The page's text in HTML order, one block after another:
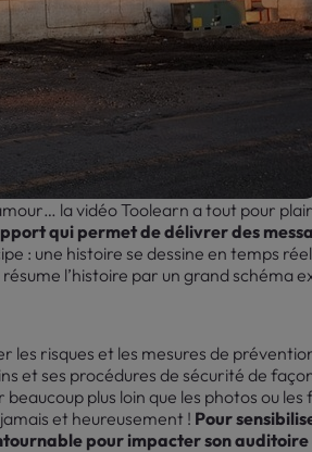
la vidéo Toolearn a tout pour
qui permet de délivrer des
: une histoire se dessine en temps
l’histoire par un grand schéma
les risques et les mesures de
et ses procédures de sécurité de
plus loin que les photos ou les
et heureusement ! Pour
pour impacter son